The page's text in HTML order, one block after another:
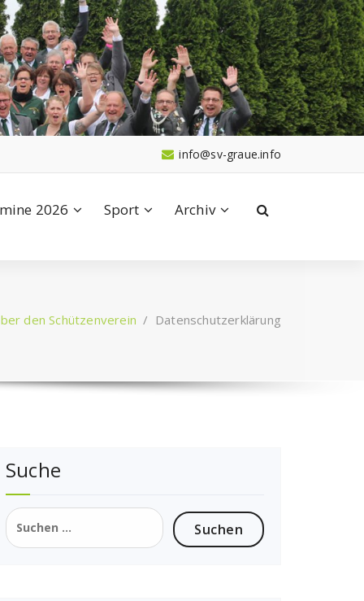
info@sv-graue.info
2026 Sport Archiv
den Schützenverein / Datenschutzerklärung
Suche
Suchen
nach: